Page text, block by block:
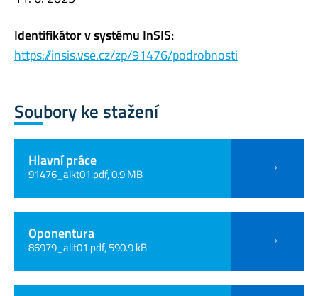
Identifikátor v systému InSIS:
https://insis.vse.cz/zp/91476/podrobnosti
Soubory ke stažení
Hlavní práce
91476_alkt01.pdf, 0.9 MB
Oponentura
86979_alit01.pdf, 590.9 kB